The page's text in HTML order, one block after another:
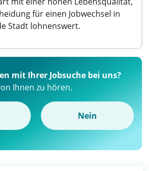
für einen Jobwechsel in
Stadt lohnenswert.
mit Ihrer Jobsuche bei uns?
Ihnen zu hören.
Nein